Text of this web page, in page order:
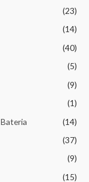
(23)
(14)
(40)
(5)
(9)
(1)
(14)
(37)
(9)
(15)